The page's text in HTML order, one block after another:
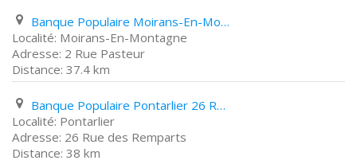
Banque Populaire Moirans-En-Montagne 2 Rue Pasteur
Moirans-En-Montagne
2 Rue Pasteur
37.4 km
Banque Populaire Pontarlier 26 Rue des Remparts
Pontarlier
26 Rue des Remparts
38 km